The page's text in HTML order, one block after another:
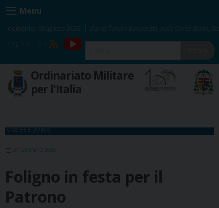
Skip
to
content
Menu
domenica 09 agosto 2026 Santa Teresa Benedetta della Croce (Edith)
RSS
YouTube
Ordinariato Militare
per l'Italia
MARCHE E UMBRIA
27 GENNAIO 2026
Foligno in festa per il
Patrono